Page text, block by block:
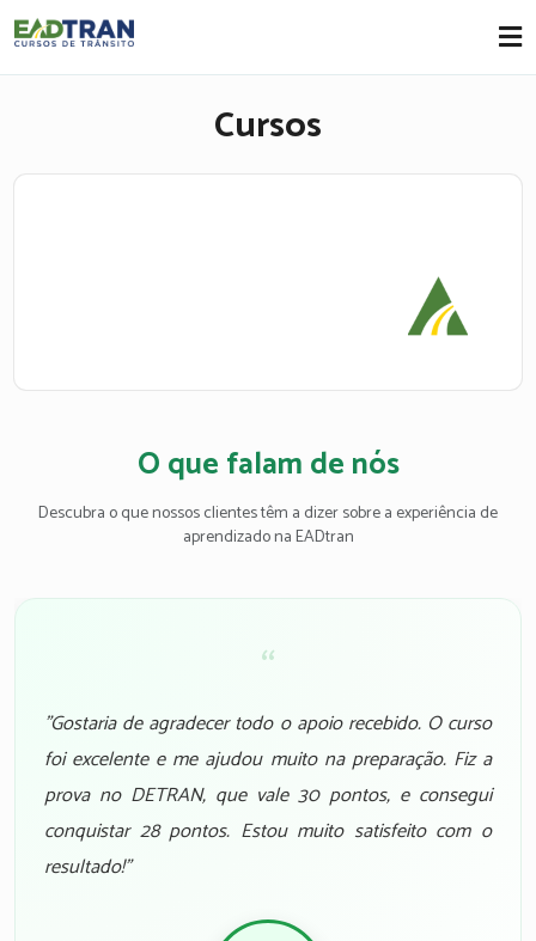
Eadtran
-
Cursos
O que falam de nós
Descubra o que nossos clientes têm a dizer sobre a experiência de
aprendizado na EADtran
“
"Gostaria de agradecer todo o apoio recebido. O curso
foi excelente e me ajudou muito na preparação. Fiz a
prova no DETRAN, que vale 30 pontos, e consegui
conquistar 28 pontos. Estou muito satisfeito com o
resultado!"